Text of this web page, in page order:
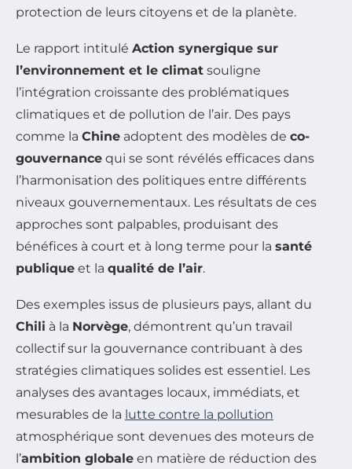
protection de leurs citoyens et de la planète.
Le rapport intitulé Action synergique sur
l’environnement et le climat souligne
l’intégration croissante des problématiques
climatiques et de pollution de l’air. Des pays
comme la Chine adoptent des modèles de co-
gouvernance qui se sont révélés efficaces dans
l’harmonisation des politiques entre différents
niveaux gouvernementaux. Les résultats de ces
approches sont palpables, produisant des
bénéfices à court et à long terme pour la santé
publique et la qualité de l’air.
Des exemples issus de plusieurs pays, allant du
Chili à la Norvège, démontrent qu’un travail
collectif sur la gouvernance contribuant à des
stratégies climatiques solides est essentiel. Les
analyses des avantages locaux, immédiats, et
mesurables de la lutte contre la pollution
atmosphérique sont devenues des moteurs de
l’ambition globale en matière de réduction des